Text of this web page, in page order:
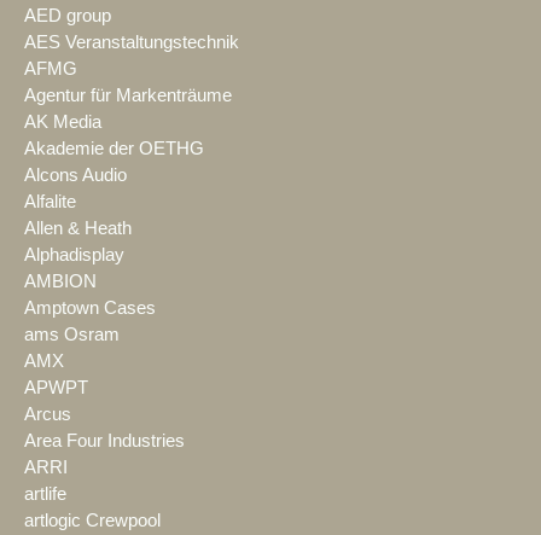
AED group
AES Veranstaltungstechnik
AFMG
Agentur für Markenträume
AK Media
Akademie der OETHG
Alcons Audio
Alfalite
Allen & Heath
Alphadisplay
AMBION
Amptown Cases
ams Osram
AMX
APWPT
Arcus
Area Four Industries
ARRI
artlife
artlogic Crewpool